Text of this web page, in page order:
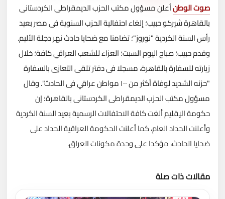
صوت الوطنأعلن مسؤول مكتب الحزب الديمقراطى الكردستانى
بالقاهرة شيركو حبيب؛ إلغاء احتفالية الحزب السنوية فى مصر بعيد
رأس السنة الكردية "نوروز"؛ تضامنا مع ضحايا حادث نهر دجلة الأليم.
وقدم حبيب؛ صباح اليوم السبت؛ العزاء للشعب العراقي كافة؛ خلال
زيارته للسفارة بالقاهرة، مسجلا فى دفتر تلقى التعازى بالسفارة
"حزنه الشديد لوفاة أكثر من ١٠٠ مواطن عراقي فى الحادث". وقال
مسؤول مكتب الحزب الديمقراطى الكردستانى بالقاهرة؛ إن
حكومة الإقليم ألغت كافة الاحتفالات الرسمية بعيد السنة الكردية
وأعلنت الحداد العام، كما أعلنت الحكومة العراقية الحداد على
ضحايا الحادث، مؤكدا على وحدة مكونات العراق.
مقالات ذات صلة